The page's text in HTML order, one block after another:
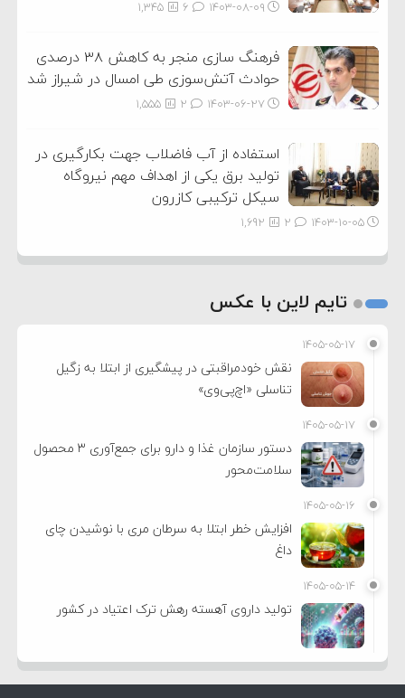
۱۴۰۳-۰۸-۰۹ 1,345
فرهنگ سازی منجر به کاهش ۳۸ درصدی
حوادث آتش‌سوزی طی امسال در شیراز شد
۱۴۰۳-۰۶-۲۷ 1,555
استفاده از آب فاضلاب جهت بکارگیری در
تولید برق یکی از اهداف مهم نیروگاه
سیکل ترکیبی کازرون
۱۴۰۳-۱۰-۰۵ 1,692
تایم لاین با عکس
۱۴۰۵-۰۵-۱۷
نقش خودمراقبتی در پیشگیری از ابتلا به زگیل
تناسلی «اچ‌پی‌وی»
۱۴۰۵-۰۵-۱۷
دستور سازمان غذا و دارو برای جمع‌آوری ۳ محصول
سلامت‌محور
۱۴۰۵-۰۵-۱۶
افزایش خطر ابتلا به سرطان مری با نوشیدن چای
داغ
۱۴۰۵-۰۵-۱۴
تولید داروی آهسته رهش ترک اعتیاد در کشور